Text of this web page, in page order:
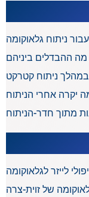
ניתוח גלאוקומה
מה ההבדלים ביניהם
ניתוח קטרקט
יקרה אחרי הניתוח
מתוך חדר-הניתוח
לייזר לגלאוקומה
של זוית-צרה